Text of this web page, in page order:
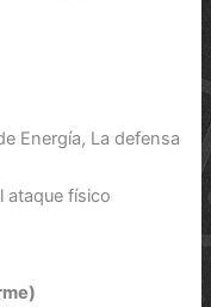
Energía, La defensa
ataque físico